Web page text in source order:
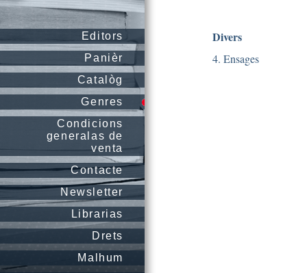
Editors
Panièr
Catalòg
Genres
Condicions
generalas de
venta
Contacte
Newsletter
Librarias
Drets
Malhum
Divers
4. Ensages